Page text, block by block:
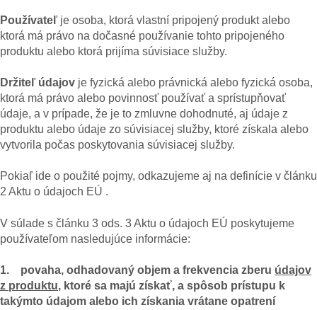
Používateľje osoba, ktorá vlastní pripojený produkt alebo
ktorá má právo na dočasné používanie tohto pripojeného
produktu alebo ktorá prijíma súvisiace služby.
Držiteľ údajov je fyzická alebo právnická alebo fyzická osoba,
ktorá má právo alebo povinnosť používať a sprístupňovať
údaje, a v prípade, že je to zmluvne dohodnuté, aj údaje z
produktu alebo údaje zo súvisiacej služby, ktoré získala alebo
vytvorila počas poskytovania súvisiacej služby.
Pokiaľ ide o použité pojmy, odkazujeme aj na definície v článku
2 Aktu o údajoch EÚ .
V súlade s článku 3 ods. 3 Aktu o údajoch EÚ poskytujeme
používateľom nasledujúce informácie:
1. povaha, odhadovaný objem a frekvencia zberu údajov
z produktu, ktoré sa majú získať, a spôsob prístupu k
takýmto údajom alebo ich získania vrátane opatrení